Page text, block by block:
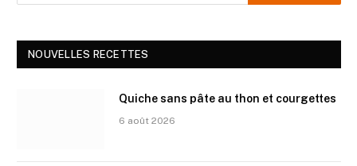
NOUVELLES RECETTES
Quiche sans pâte au thon et courgettes
6 août 2026